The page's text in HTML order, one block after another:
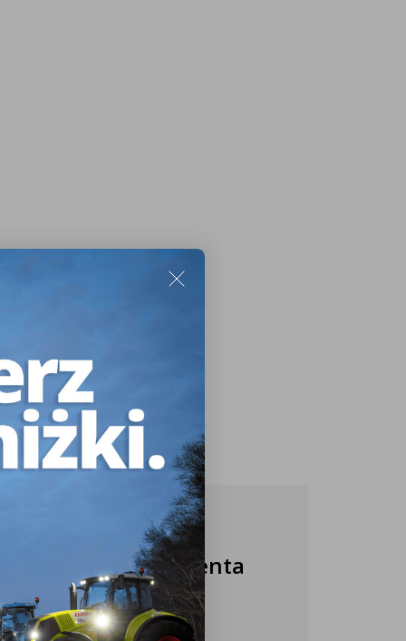
Nasza obsługa klienta
jest do Twojej
dyspozycji!